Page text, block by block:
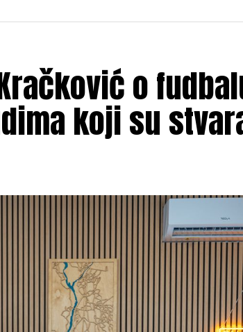
o
koji su